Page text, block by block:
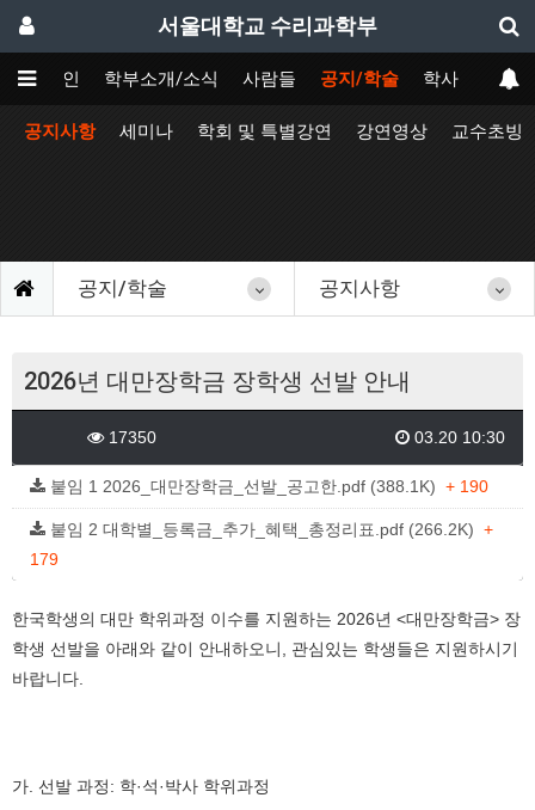
서울대학교 수리과학부
메인 학부소개/소식 사람들 공지/학술 학사
공지사항 세미나 학회 및 특별강연 강연영상 교수초빙
공지/학술 공지사항
2026년 대만장학금 장학생 선발 안내
17350 03.20 10:30
붙임 1 2026_대만장학금_선발_공고한.pdf (388.1K) + 190
붙임 2 대학별_등록금_추가_혜택_총정리표.pdf (266.2K) +
179
한국학생의 대만 학위과정 이수를 지원하는 2026년 <대만장학금> 장
학생 선발을 아래와 같이 안내하오니, 관심있는 학생들은 지원하시기
바랍니다.
가. 선발 과정: 학·석·박사 학위과정